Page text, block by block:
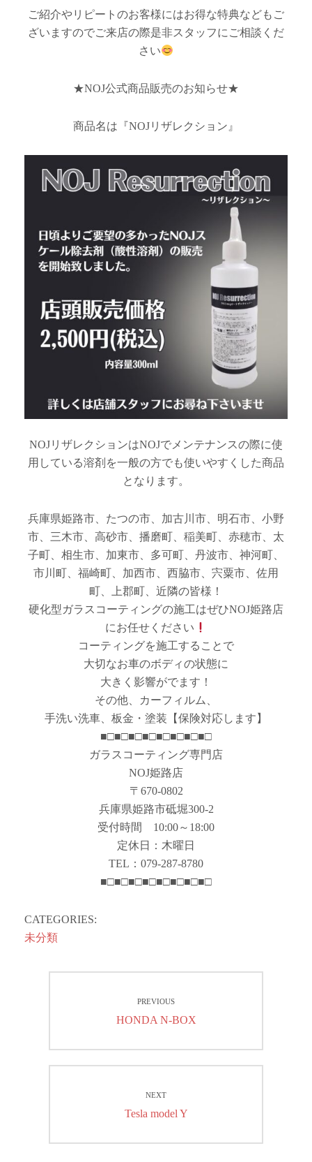
ご紹介やリピートのお客様にはお得な特典などもご
ざいますのでご来店の際是非スタッフにご相談くだ
さい
★NOJ公式商品販売のお知らせ★
商品名は『NOJリザレクション』
NOJリザレクションはNOJでメンテナンスの際に使
用している溶剤を一般の方でも使いやすくした商品
となります。
兵庫県姫路市、たつの市、加古川市、明石市、小野
市、三木市、高砂市、播磨町、稲美町、赤穂市、太
子町、相生市、加東市、多可町、丹波市、神河町、
市川町、福崎町、加西市、西脇市、宍粟市、佐用
町、上郡町、近隣の皆様！
硬化型ガラスコーティングの施工はぜひNOJ姫路店
にお任せください
コーティングを施工することで
大切なお車のボディの状態に
大きく影響がでます！
その他、カーフィルム、
手洗い洗車、板金・塗装【保険対応します】
■□■□■□■□■□■□■□■□
ガラスコーティング専門店
NOJ姫路店
〒670-0802
兵庫県姫路市砥堀300-2
受付時間 10:00～18:00
定休日：木曜日
TEL：079-287-8780
■□■□■□■□■□■□■□■□
CATEGORIES:
未分類
ビ
シ
PREVIOUS
Previous
HONDA N-BOX
NEXT
Next
Tesla model Y